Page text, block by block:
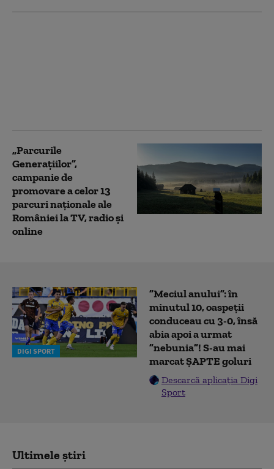
„Parcurile
Generaţiilor”,
campanie de
promovare a celor 13
parcuri naționale ale
României la TV, radio și
online
DIGI SPORT
”Meciul anului”: în
minutul 10, oaspeții
conduceau cu 3-0, însă
abia apoi a urmat
”nebunia”! S-au mai
marcat ȘAPTE goluri
Descarcă aplicația Digi
Sport
Ultimele știri